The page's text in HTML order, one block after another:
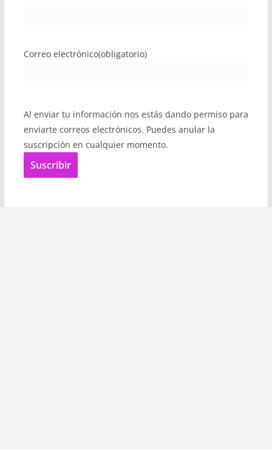
Correo electrónico(obligatorio)
Al enviar tu información nos estás dando permiso para
enviarte correos electrónicos. Puedes anular la
suscripción en cualquier momento.
Suscribir